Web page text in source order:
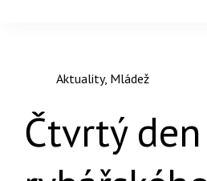
Aktuality, Mládež
Čtvrtý den